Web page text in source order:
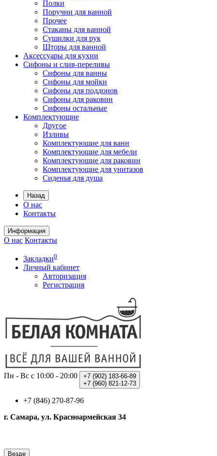
Полки
Поручни для ванной
Прочее
Стаканы для ванной
Сушилки для рук
Шторы для ванной
Аксессуары для кухни
Сифоны и слив-переливы
Сифоны для ванны
Сифоны для мойки
Сифоны для поддонов
Сифоны для раковин
Сифоны остальные
Комплектующие
Другое
Изливы
Комплектующие для ванн
Комплектующие для мебели
Комплектующие для раковин
Комплектующие для унитазов
Сиденья для душа
Назад
О нас
Контакты
Информация
О нас Контакты
Закладки0
Личный кабинет
Авторизация
Регистрация
Пн - Вс с 10:00 - 20:00 +7 (902) 183-66-89
+7 (960) 821-12-73
+7 (846) 270-87-96
г. Самара, ул. Красноармейская 34
Везде